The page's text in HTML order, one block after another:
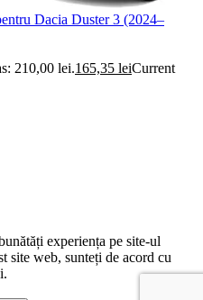
Dacia Duster 3 (2024–
210,00 lei.165,35 leiCurrent
experiența pe site-ul
site web, sunteți de acord cu